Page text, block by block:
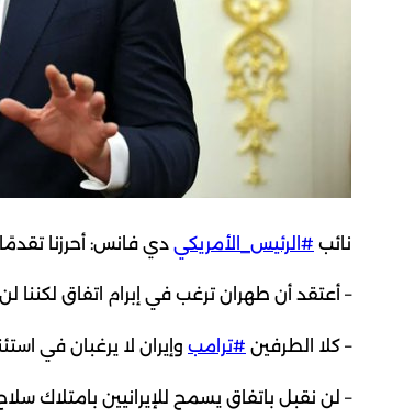
نائب #الرئيس_الأمريكي دي فانس: أحرزنا
– أعتقد أن طهران ترغب في إبرام اتفاق
– كلا الطرفين #ترامب وإيران لا يرغبان في
– لن نقبل باتفاق يسمح للإيرانيين